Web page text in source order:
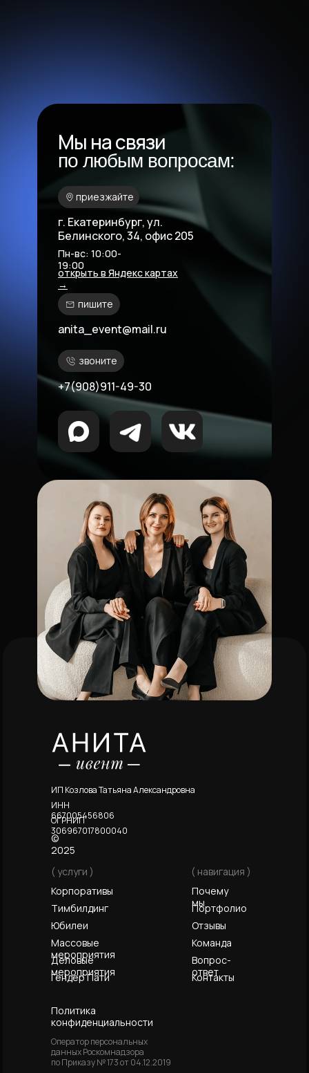
( услуги ) ( навигация )
Оператор персональных
данных Роскомнадзора
по Приказу № 173 от 04.12.2019
Корпоративы
Почему
мы
ИП Козлова Татьяна Александровна
ИНН
667005456806
ОГРНИП
306967017800040
©
2025
Массовые
мероприятия
Команда
Тимбилдинг Портфолио
Деловые
мероприятия
Вопрос-
ответ
Юбилеи Отзывы
Гендер Пати Контакты
Политика
конфиденциальности
по любым вопросам:
Мы на связи
г. Екатеринбург, ул.
Белинского, 34, офис 205
Пн-вс: 10:00-
19:00
открыть в Яндекс картах
→
+7(908)911-49-30
anita_event@mail.ru
приезжайте
пишите
звоните